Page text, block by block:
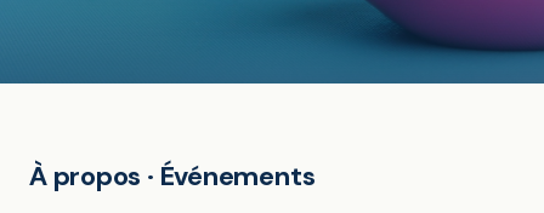
À propos · Événements